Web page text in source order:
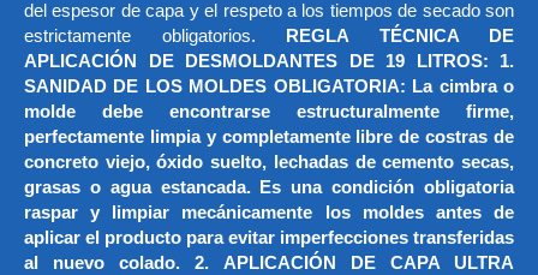
del espesor de capa y el respeto a los tiempos de secado son
estrictamente obligatorios.
REGLA TÉCNICA DE
APLICACIÓN DE DESMOLDANTES DE 19 LITROS: 1.
SANIDAD DE LOS MOLDES OBLIGATORIA: La cimbra o
molde debe encontrarse estructuralmente firme,
perfectamente limpia y completamente libre de costras de
concreto viejo, óxido suelto, lechadas de cemento secas,
grasas o agua estancada. Es una condición obligatoria
raspar y limpiar mecánicamente los moldes antes de
aplicar el producto para evitar imperfecciones transferidas
al nuevo colado. 2. APLICACIÓN DE CAPA ULTRA